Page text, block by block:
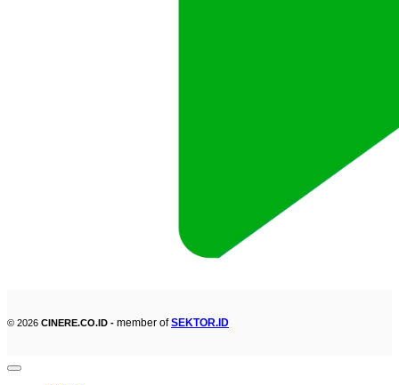
© 2026 CINERE.CO.ID - member ofSEKTOR.ID